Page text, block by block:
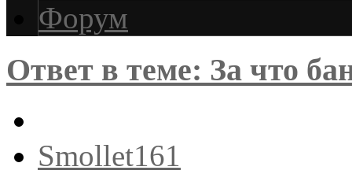
Форум
Ответ в теме: За что
Smollet161